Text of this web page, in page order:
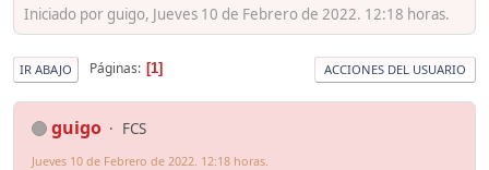
Iniciado por guigo, Jueves 10 de Febrero de 2022. 12:18 horas.
IR ABAJO Páginas 1 ACCIONES DEL USUARIO
guigo FCS
Jueves 10 de Febrero de 2022. 12:18 horas.